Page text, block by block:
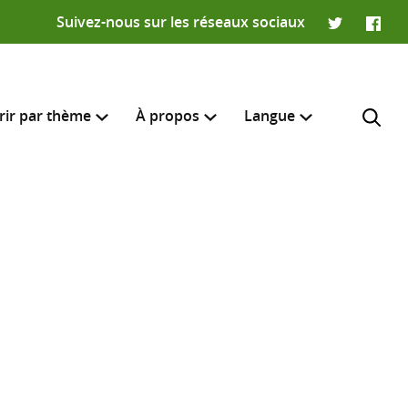
Suivez-nous sur les réseaux sociaux
Twitter
par thème À propos Langue
recherche